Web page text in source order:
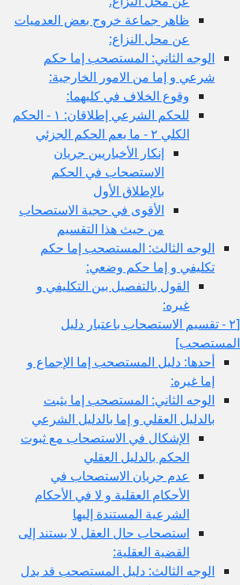
ظاهر جماعة خروج بعض العدميات
عن محل النزاع:
الوجه الثاني: المستصحب إما حكم
شرعي و إما من الامور الخارجية:
وقوع الخلاف في كليهما:
للحكم الشرعي إطلاقان: ١ - الحكم
الكلي ٢ - ما يعم الحكم الجزئي
إنكار الأخباريين جريان
الاستصحاب في الحكم
بالإطلاق الأول
الأقوى في حجية الاستصحاب
من حيث هذا التقسيم
الوجه الثالث: المستصحب إما حكم
تكليفي و إما حكم وضعي:
القول بالتفصيل بين التكليفي و
غيره:
[٢ - تقسيم الاستصحاب باعتبار دليل
المستصحب‏]
أحدها: دليل المستصحب إما الإجماع و
إما غيره:
الوجه الثاني: المستصحب إما يثبت
بالدليل العقلي و إما بالدليل الشرعي
الإشكال في الاستصحاب مع ثبوت
الحكم بالدليل العقلي
عدم جريان الاستصحاب في
الأحكام العقلية و لا في الأحكام
الشرعية المستندة إليها
استصحاب حال العقل لا يستند إلى
القضية العقلية:
الوجه الثالث: دليل المستصحب قد يدل